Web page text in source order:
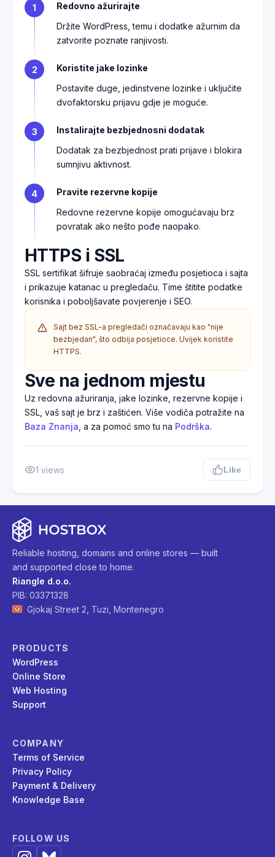
1
Redovno ažurirajte
Držite WordPress, temu i dodatke ažurnim da
zatvorite poznate ranjivosti.
2
Koristite jake lozinke
Postavite duge, jedinstvene lozinke i uključite
dvofaktorsku prijavu gdje je moguće.
3
Instalirajte bezbjednosni dodatak
Dodatak za bezbjednost prati prijave i blokira
sumnjivu aktivnost.
4
Pravite rezervne kopije
Redovne rezervne kopije omogućavaju brz
povratak ako nešto pođe naopako.
HTTPS i SSL
SSL sertifikat šifruje saobraćaj između posjetioca i sajta
i prikazuje katanac u pregledaču. Time štitite podatke
korisnika i poboljšavate povjerenje i SEO.
Sajt bez SSL-a pregledači označavaju kao "nije
bezbjedan", što odbija posjetioce. Uvijek koristite
HTTPS.
Sve na jednom mjestu
Uz redovna ažuriranja, jake lozinke, rezervne kopije i
SSL, vaš sajt je brz i zaštićen. Više vodiča potražite na
Baza Znanja , a za pomoć smo tu na Podrška.
1 views Like
Reliable hosting, domains and online stores — built
and supported close to home.
Riangle d.o.o.
PIB: 03371328
Gjokaj Street 2, Tuzi, Montenegro
PRODUCTS
WordPress
Online Store
Web Hosting
Support
COMPANY
Terms of Service
Privacy Policy
Payment & Delivery
Knowledge Base
FOLLOW US